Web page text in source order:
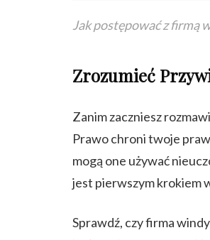
Jak postępować z firmą
Zrozumieć
Zanim zaczniesz
Prawo chroni twoje
mogą one używać
jest pierwszym krokiem
Sprawdź, czy firma